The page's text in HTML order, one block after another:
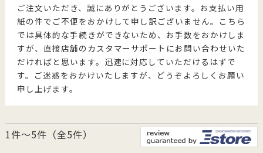
ご注文いただき、誠にありがとうございます。お支払い用
紙の件でご不便をおかけして申し訳ございません。こちら
では具体的な手続きができないため、お手数をおかけしま
すが、直接店舗のカスタマーサポートにお問い合わせいた
だければと思います。迅速に対応していただけるはずで
す。ご迷惑をおかけいたしますが、どうぞよろしくお願い
申し上げます。
1件～5件（全5件）